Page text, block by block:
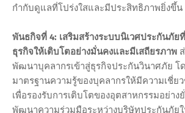
กำกับดูแลที่โปร่งใสและมีประสิทธิภาพยิ่งขึ้น
พันธกิจที่ 4: เสริมสร้างระบบนิเวศประกันภัย
ธุรกิจให้เติบโตอย่างมั่นคงและมีเสถียรภาพ
พัฒนาบุคลากรเข้าสู่ธุรกิจประกันวินาศภัย โ
มาตรฐานความรู้ของบุคลากรให้มีความเชี่ย
เพื่อรองรับการเติบโตของอุตสาหกรรมอย่าง
พัฒนาความร่วมมือระหว่างบริษัทประกันภัย